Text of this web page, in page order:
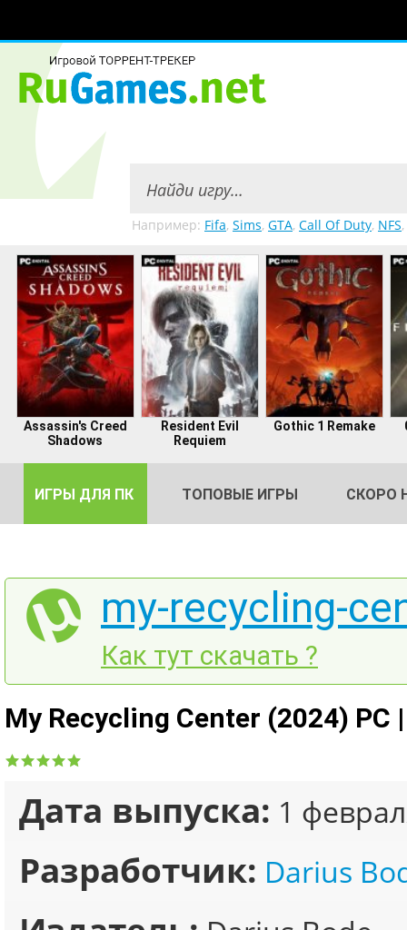
Например: Fifa, Sims, GTA, Call Of Duty, NFS,
Assassin's Creed
Shadows
Resident Evil
Requiem
Gothic 1 Remake
ИГРЫ ДЛЯ ПК ТОПОВЫЕ ИГРЫ СКОРО
my-recycling-
Как тут скачать ?
My Recycling Center (2024) PC
Дата выпуска: 1
Разработчик: Darius